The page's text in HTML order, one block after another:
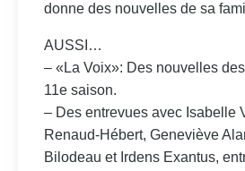
donne des nouvelles de sa
AUSSI…
– «La Voix»: Des nouvelles
11e saison.
– Des entrevues avec Isabelle
Renaud-Hébert, Geneviève
Bilodeau et Irdens Exantus,